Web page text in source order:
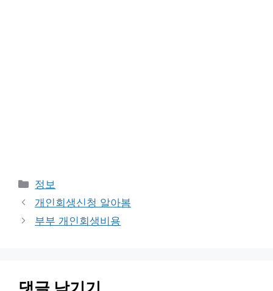
카
테
리
정보
개인회생신청 알아봄
부부 개인회생비용